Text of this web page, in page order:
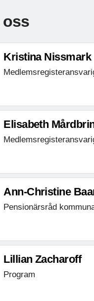
Kristina Nissmark
Elisabeth
Ann-Christine
Pensionärsråd
Lillian Zacharoff
Program